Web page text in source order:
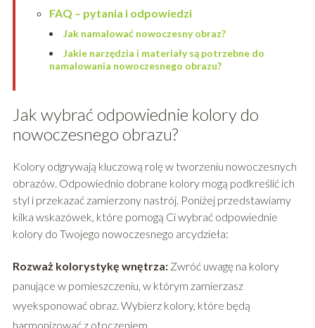
FAQ – pytania i odpowiedzi
Jak namalować nowoczesny obraz?
Jakie narzędzia i materiały są potrzebne do
namalowania nowoczesnego obrazu?
Jak wybrać odpowiednie kolory do
nowoczesnego obrazu?
Kolory odgrywają kluczową rolę w tworzeniu nowoczesnych
obrazów. Odpowiednio dobrane kolory mogą podkreślić ich
styl i przekazać zamierzony nastrój. Poniżej przedstawiamy
kilka wskazówek, które pomogą Ci wybrać odpowiednie
kolory do Twojego nowoczesnego arcydzieła:
Rozważ kolorystykę wnętrza:Zwróć uwagę na kolory
panujące w pomieszczeniu, w którym zamierzasz
wyeksponować obraz. Wybierz kolory, które będą
harmonizować z otoczeniem.